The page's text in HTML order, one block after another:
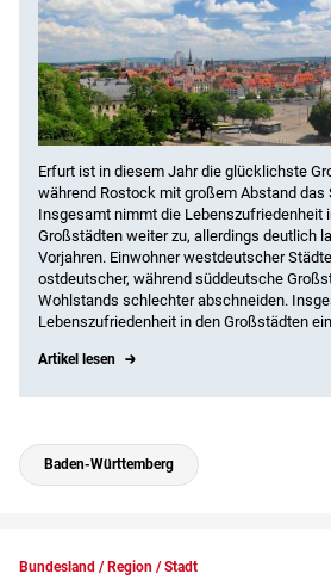
Erfurt ist in diesem Jahr die glücklichste
während Rostock mit großem Abstand das
Insgesamt nimmt die Lebenszufriedenheit
Großstädten weiter zu, allerdings deutlich
Vorjahren. Einwohner westdeutscher
ostdeutscher, während süddeutsche
Wohlstands schlechter abschneiden.
Lebenszufriedenheit in den Großstädten
Artikel lesen
Baden-Württemberg
Bundesland / Region / Stadt